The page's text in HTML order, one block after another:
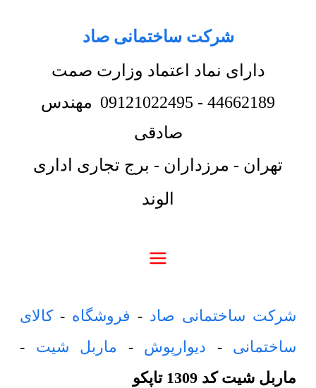
شرکت ساختمانی صاد
دارای نماد اعتماد وزارت صمت
44662189
-
09121022495 مهندس
صادقی
تهران - مرزداران - برج تجاری اداری
الوند
شرکت ساختمانی صاد - فروشگاه -کالای
ساختمانی - دیوارپوش - ماربل شیت -
ماربل شیت کد 1309 تاپکو